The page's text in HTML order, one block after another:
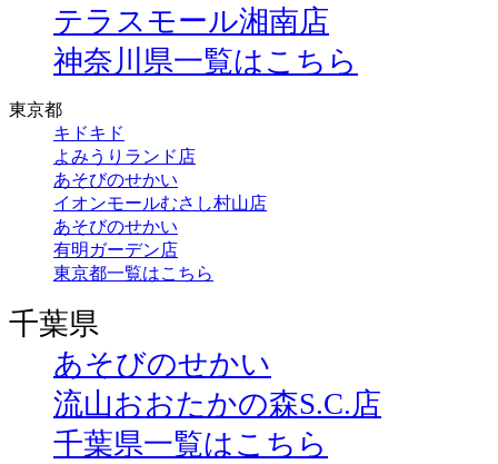
テラスモール湘南店
神奈川県一覧はこちら
東京都
キドキド
よみうりランド店
あそびのせかい
イオンモールむさし村山店
あそびのせかい
有明ガーデン店
東京都一覧はこちら
千葉県
あそびのせかい
流山おおたかの森S.C.店
千葉県一覧はこちら